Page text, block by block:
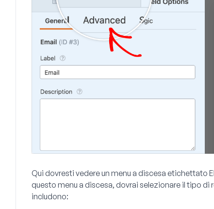
Qui dovresti vedere un menu a discesa etichettato
questo menu a discesa, dovrai selezionare il tipo
includono: